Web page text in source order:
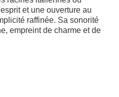
et une ouverture au
raffinée. Sa sonorité
empreint de charme et de